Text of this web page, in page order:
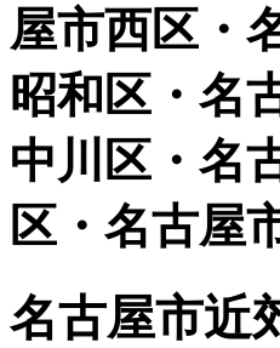
屋市西区・
昭和区・名
中川区・名
区・名古屋
名古屋市近